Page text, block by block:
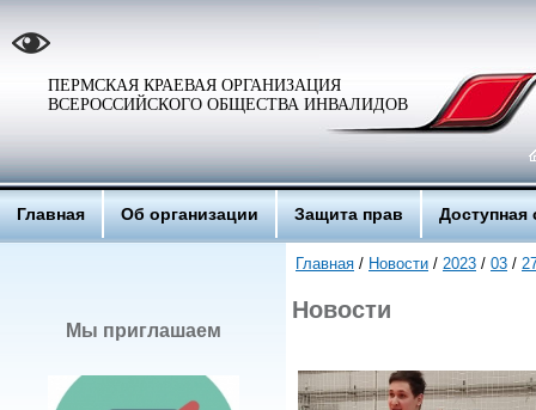
ПЕРМСКАЯ КРАЕВАЯ ОРГАНИЗАЦИЯ
ВСЕРОССИЙСКОГО ОБЩЕСТВА ИНВАЛИДОВ
Главная Об организации Защита прав Доступная
Мы приглашаем
Главная / Новости / 2023 / 03 /
Новости